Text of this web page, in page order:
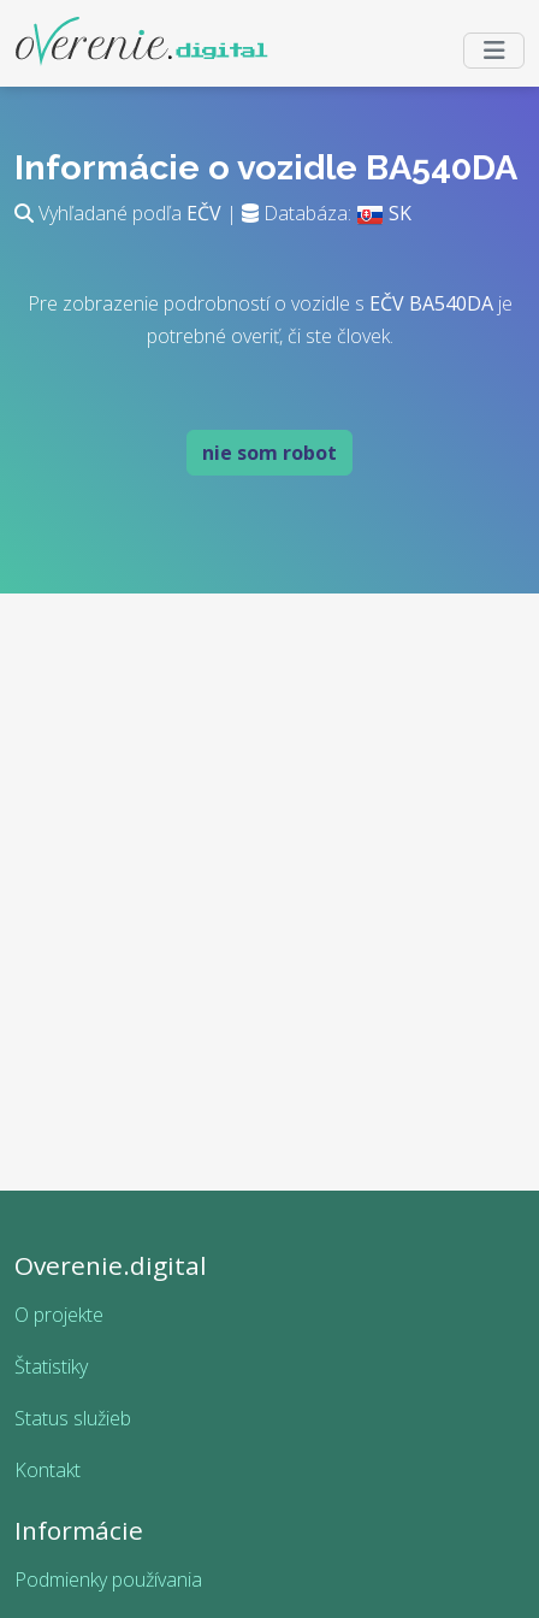
Informácie o vozidle BA540DA
Vyhľadané podľa EČV | Databáza: SK
Pre zobrazenie podrobností o vozidle s EČV BA540DAje
potrebné overiť, či ste človek.
nie som robot
Overenie.digital
O projekte
Štatistiky
Status služieb
Kontakt
Informácie
Podmienky používania